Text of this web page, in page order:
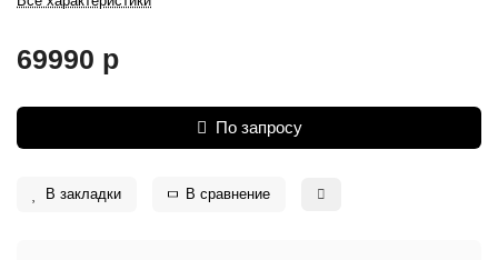
69990 р
По запросу
В закладки В сравнение